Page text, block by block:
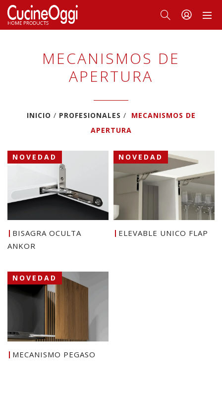
MECANISMOS DE
APERTURA
INICIO PROFESIONALES
MECANISMOS DE
APERTURA
NOVEDAD
BISAGRA OCULTA
ANKOR
NOVEDAD
ELEVABLE UNICO FLAP
NOVEDAD
MECANISMO PEGASO